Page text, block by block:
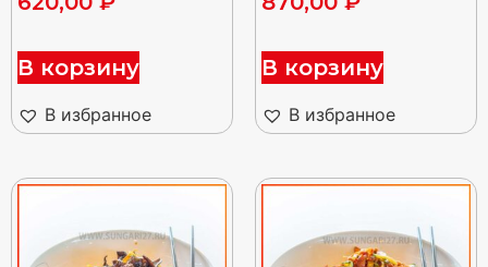
В корзину
В избранное
В корзину
В избранное